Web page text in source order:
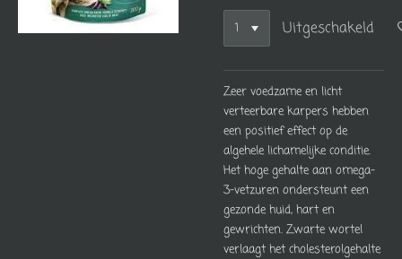
Uitgeschakeld
Zeer voedzame en licht
verteerbare karpers hebben
een positief effect op de
algehele lichamelijke conditie.
Het hoge gehalte aan omega-
3-vetzuren ondersteunt een
gezonde huid, hart en
gewrichten. Zwarte wortel
verlaagt het cholesterolgehalte